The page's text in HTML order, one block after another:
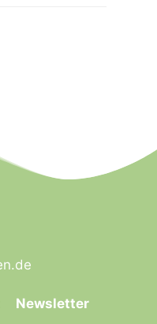
Newsletter